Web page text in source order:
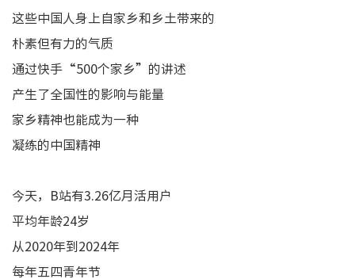
这些中国人身上自家乡和乡土带来的
朴素但有力的气质
通过快手“500个家乡”的讲述
产生了全国性的影响与能量
家乡精神也能成为一种
凝练的中国精神
今天，B站有3.26亿月活用户
平均年龄24岁
从2020年到2024年
每年五四青年节